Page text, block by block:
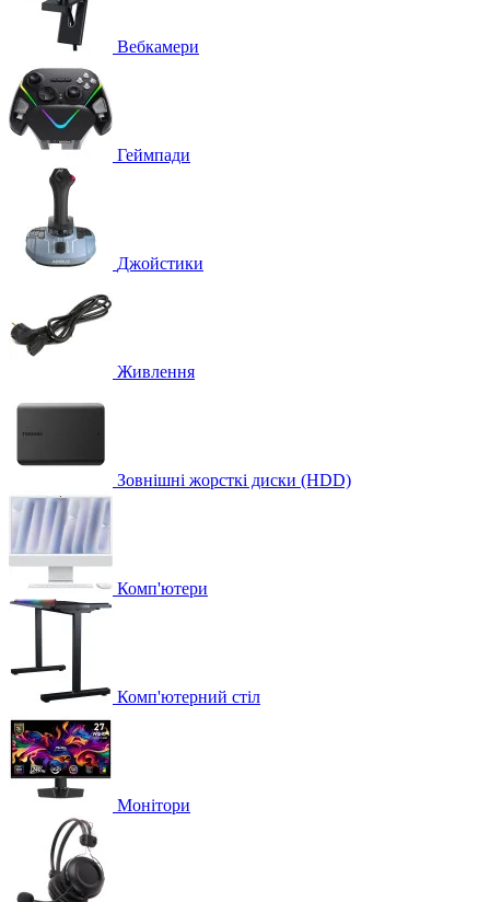
Вебкамери
Геймпади
Джойстики
Живлення
Зовнішні жорсткі диски (HDD)
Комп'ютери
Комп'ютерний стіл
Монітори